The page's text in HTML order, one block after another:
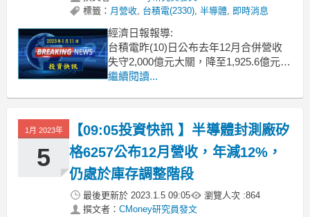
標籤： 月營收, 台積電(2330), 半導體, 即時消息
經濟日報報導:
台積電昨(10)日公布去年12月合併營收
失守2,000億元大關，降至1,925.6億元，
月減13.5%，下探近五個月低點，反映主
併營收首度飛越2兆元大關、達2.26兆
元，創新高，符合市場預期。
評論
繼續閱讀...
1月 2023年
5
【09:05投資快訊 】半導體封測廠矽
格6257公布12月營收，年減12%，
仍處於庫存調整階段
最後更新於 2023.1.5 09:05 瀏覽人次 :864
撰文者： CMoney研究員發文